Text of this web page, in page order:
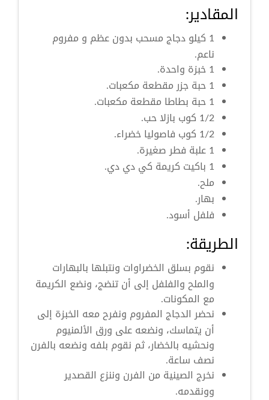
المقادير:
1 كيلو دجاج مسحب بدون عظم و مفروم
ناعم.
1 خبزة واحدة.
1 حبة جزر مقطعة مكعبات.
1 حبة بطاطا مقطعة مكعبات.
1/2 كوب بازلا حب.
1/2 كوب فاصوليا خضراء.
1 علبة فطر صغيرة.
1 باكيت كريمة كي دي دي.
ملح.
بهار.
فلفل أسود.
الطريقة:
نقوم بسلق الخضراوات ونتبلها بالبهارات
والملح والفلفل إلى أن تنضج، ونضع الكريمة
مع المكونات.
نحضر الدجاج المفروم ونفرح معه الخبزة إلى
أن يتماسك، ونضعه على ورق الألمنيوم
ونحشيه بالخضار، ثم نقوم بلفه ونضعه بالفرن
نصف ساعة.
نخرج الصينية من الفرن وننزع القصدير
وونقدمه.